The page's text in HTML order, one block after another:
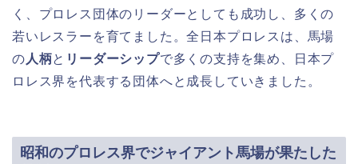
く、プロレス団体のリーダーとしても成功し、多くの
若いレスラーを育てました。全日本プロレスは、馬場
の 人柄と リーダーシップで多くの支持を集め、日本プ
ロレス界を代表する団体へと成長していきました。
昭和のプロレス界でジャイアント馬場が果たした